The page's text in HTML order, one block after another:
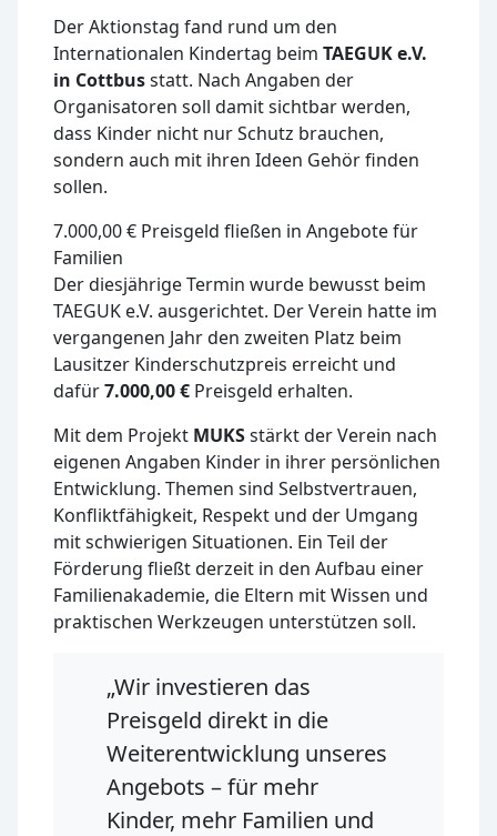
Der Aktionstag fand rund um den
Internationalen Kindertag beim TAEGUK e.V.
in Cottbusstatt. Nach Angaben der
Organisatoren soll damit sichtbar werden,
dass Kinder nicht nur Schutz brauchen,
sondern auch mit ihren Ideen Gehör finden
sollen.
7.000,00 € Preisgeld fließen in Angebote für
Familien
Der diesjährige Termin wurde bewusst beim
TAEGUK e.V. ausgerichtet. Der Verein hatte im
vergangenen Jahr den zweiten Platz beim
Lausitzer Kinderschutzpreis erreicht und
dafür7.000,00 € Preisgeld erhalten.
Mit dem Projekt MUKSstärkt der Verein nach
eigenen Angaben Kinder in ihrer persönlichen
Entwicklung. Themen sind Selbstvertrauen,
Konfliktfähigkeit, Respekt und der Umgang
mit schwierigen Situationen. Ein Teil der
Förderung fließt derzeit in den Aufbau einer
Familienakademie, die Eltern mit Wissen und
praktischen Werkzeugen unterstützen soll.
„Wir investieren das
Preisgeld direkt in die
Weiterentwicklung unseres
Angebots – für mehr
Kinder, mehr Familien und